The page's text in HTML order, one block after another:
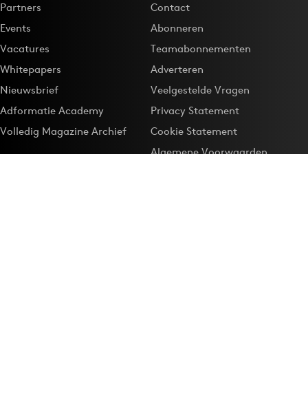
Partners
Events
Vacatures
Whitepapers
Nieuwsbrief
Adformatie Academy
Volledig Magazine Archief
Contact
Abonneren
Teamabonnementen
Adverteren
Veelgestelde Vragen
Privacy Statement
Cookie Statement
Algemene Voorwaarden